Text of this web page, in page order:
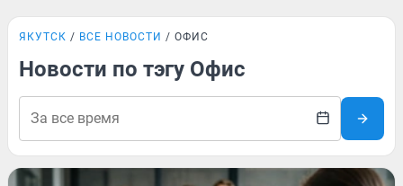
ЯКУТСК ВСЕ НОВОСТИ ОФИС
Новости по тэгу Офис